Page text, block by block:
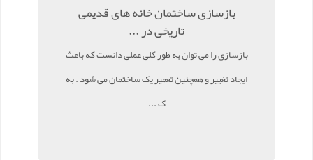
بازسازی ساختمان خانه های قدیمی
تاریخی در ...
بازسازی را می توان به طور کلی عملی دانست که باعث
ایجاد تغییر و همچنین تعمیر یک ساختمان می شود . به
ک ...